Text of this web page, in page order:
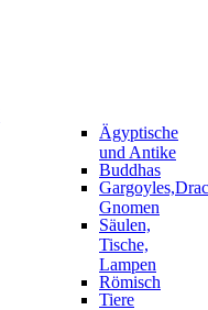
Ägyptische
und Antike
Buddhas
Gnomen
Säulen,
Tische,
Lampen
Römisch
Tiere